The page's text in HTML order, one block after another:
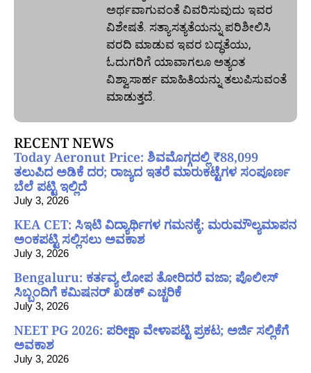
ಅರ್ಥವಾಗುವಂತೆ ವಿವರಿಸುವುದು ಇವರ
ವಿಶೇಷತೆ. ಸತ್ಯಾಸತ್ಯತೆಯನ್ನು ಪರಿಶೀಲಿಸಿ
ವರದಿ ಮಾಡುವ ಇವರ ಬದ್ಧತೆಯು,
ಓದುಗರಿಗೆ ಯಾವಾಗಲೂ ಅತ್ಯಂತ
ವಿಶ್ವಾಸಾರ್ಹ ಮಾಹಿತಿಯನ್ನು ತಲುಪಿಸುವಂತೆ
ಮಾಡುತ್ತದೆ.
RECENT NEWS
Today Aeronut Price: ಶಿವಮೊಗ್ಗದಲ್ಲಿ ₹88,099
ತಲುಪಿದ ಅಡಿಕೆ ದರ; ರಾಜ್ಯದ ಇತರೆ ಮಾರುಕಟ್ಟೆಗಳ ಸಂಪೂರ್ಣ
ಬೆಲೆ ಪಟ್ಟಿ ಇಲ್ಲಿದೆ
July 3, 2026
KEA CET: ಸಿಇಟಿ ವಿದ್ಯಾರ್ಥಿಗಳ ಗಮನಕ್ಕೆ; ಮರುಮೌಲ್ಯಮಾಪನ
ಅಂಕಪಟ್ಟಿ ಸಲ್ಲಿಸಲು ಅವಕಾಶ
July 3, 2026
Bengaluru: ಕರ್ತವ್ಯ ಲೋಪ ತೋರಿದರೆ ವಜಾ; ಪೊಲೀಸ್
ಸಿಬ್ಬಂದಿಗೆ ಕಮಿಷನರ್ ಖಡಕ್ ಎಚ್ಚರಿಕೆ
July 3, 2026
NEET PG 2026: ಪರೀಕ್ಷಾ ವೇಳಾಪಟ್ಟಿ ಪ್ರಕಟ; ಅರ್ಜಿ ಸಲ್ಲಿಕೆಗೆ
ಅವಕಾಶ
July 3, 2026